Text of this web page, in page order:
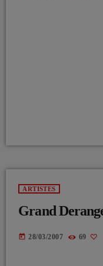
ARTISTES
Grand
today 28/03/2007 69